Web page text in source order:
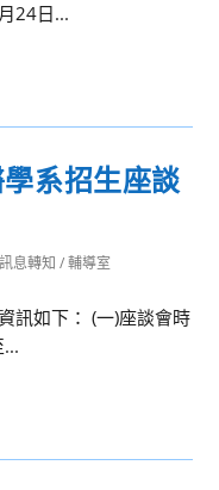
24日...
系招生座談
訊息轉知 / 輔導室
訊如下： (一)座談會時